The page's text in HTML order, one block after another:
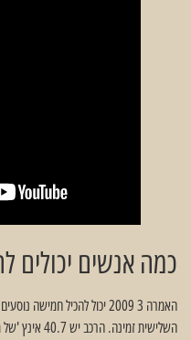
כמה אנשים יכולים
האמרה 3 2009 יכול להכיל